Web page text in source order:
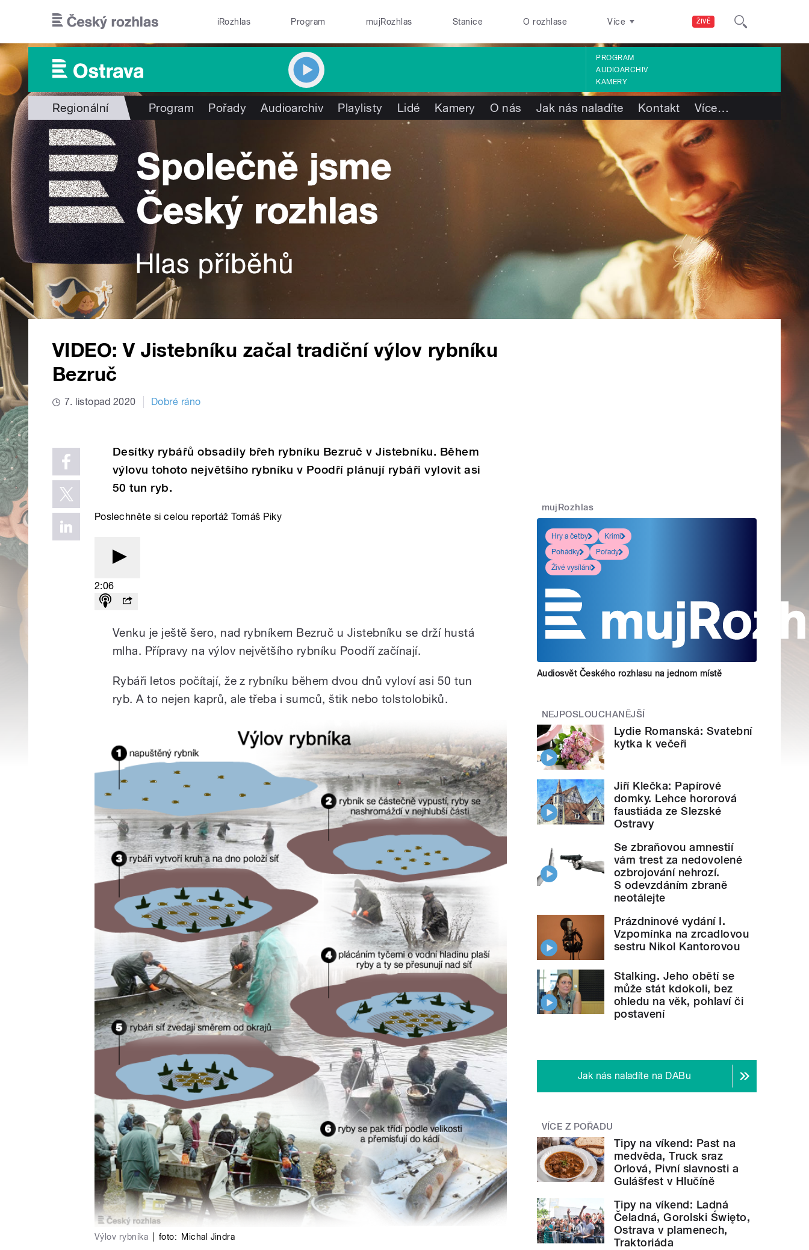
ŽIVĚ
iRozhlas Program mujRozhlas Stanice O rozhlase Více
PROGRAM
AUDIOARCHIV
KAMERY
Regionální Program Pořady Audioarchiv Playlisty Lidé Kamery O nás Jak nás naladíte Kontakt Více…
VIDEO: V Jistebníku začal tradiční výlov rybníku
Bezruč
7. listopad 2020 Dobré ráno
Desítky rybářů obsadily břeh rybníku Bezruč v Jistebníku. Během
výlovu tohoto největšího rybníku v Poodří plánují rybáři vylovit asi
50 tun ryb.
Poslechněte si celou reportáž Tomáš Piky
2:06
Venku je ještě šero, nad rybníkem Bezruč u Jistebníku se drží hustá
mlha. Přípravy na výlov největšího rybníku Poodří začínají.
Rybáři letos počítají, že z rybníku během dvou dnů vyloví asi 50 tun
ryb. A to nejen kaprů, ale třeba i sumců, štik nebo tolstolobiků.
Výlov rybníka foto: Michal Jindra
mujRozhlas
Hry a četby
Krimi
Pohádky
Pořady
Živé vysílání
Audiosvět Českého rozhlasu na jednom místě
NEJPOSLOUCHANĚJŠÍ
Lydie Romanská: Svatební
kytka k večeři
Jiří Klečka: Papírové
domky. Lehce hororová
faustiáda ze Slezské
Ostravy
Se zbraňovou amnestií
vám trest za nedovolené
ozbrojování nehrozí.
S odevzdáním zbraně
neotálejte
Prázdninové vydání I.
Vzpomínka na zrcadlovou
sestru Nikol Kantorovou
Stalking. Jeho obětí se
může stát kdokoli, bez
ohledu na věk, pohlaví či
postavení
Jak nás naladíte na DABu
VÍCE Z POŘADU
Tipy na víkend: Past na
medvěda, Truck sraz
Orlová, Pivní slavnosti a
Gulášfest v Hlučíně
Tipy na víkend: Ladná
Čeladná, Gorolski Święto,
Ostrava v plamenech,
Traktoriáda